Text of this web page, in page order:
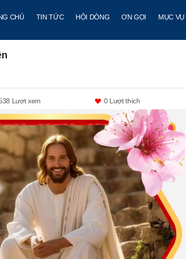
CHỦ TIN TỨC HỘI DÒNG ƠN GỌI MỤC VỤ
Lượt xem 0Lượt thích